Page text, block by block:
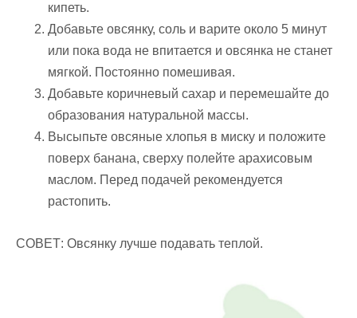
кипеть.
Добавьте овсянку, соль и варите около 5 минут
или пока вода не впитается и овсянка не станет
мягкой. Постоянно помешивая.
Добавьте коричневый сахар и перемешайте до
образования натуральной массы.
Высыпьте овсяные хлопья в миску и положите
поверх банана, сверху полейте арахисовым
маслом. Перед подачей рекомендуется
растопить.
СОВЕТ: Овсянку лучше подавать теплой.